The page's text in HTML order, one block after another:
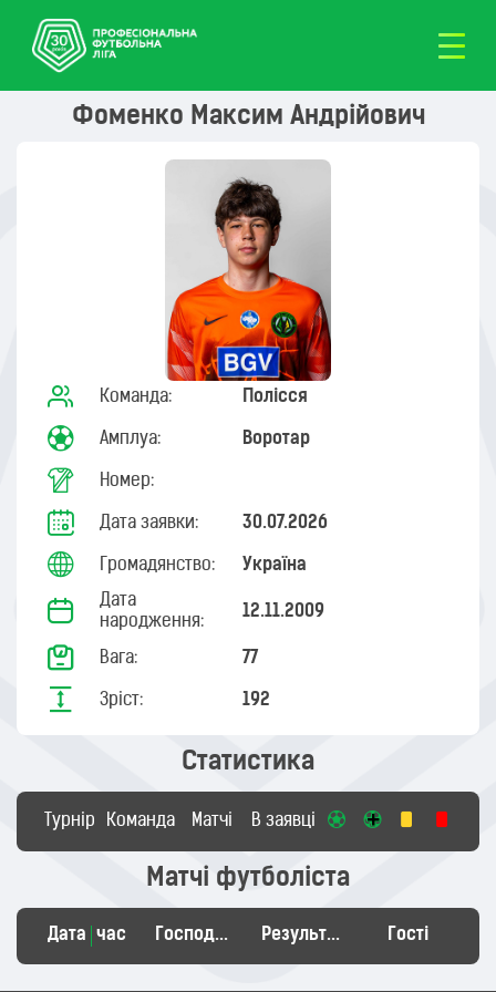
Фоменко Максим Андрійович
Команда: Полісся
Амплуа: Воротар
Номер:
Дата заявки: 30.07.2026
Громадянство: Україна
Дата
народження:
12.11.2009
Вага: 77
Зріст: 192
Статистика
Турнір Команда Матчі В заявці
Матчі футболіста
Дата час Господарі Результат Гості